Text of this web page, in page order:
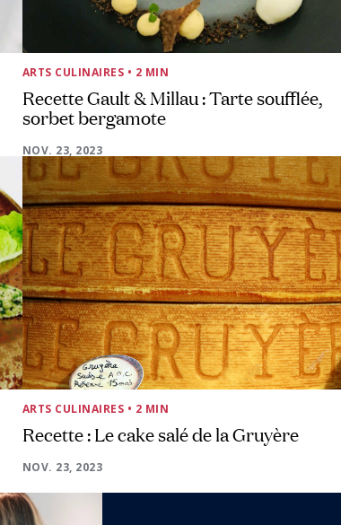
ARTS CULINAIRES • 2 MIN
Recette Gault & Millau : Tarte soufflée,
sorbet bergamote
NOV. 23, 2023
ARTS CULINAIRES • 2 MIN
Recette : Le cake salé de la Gruyère
NOV. 23, 2023